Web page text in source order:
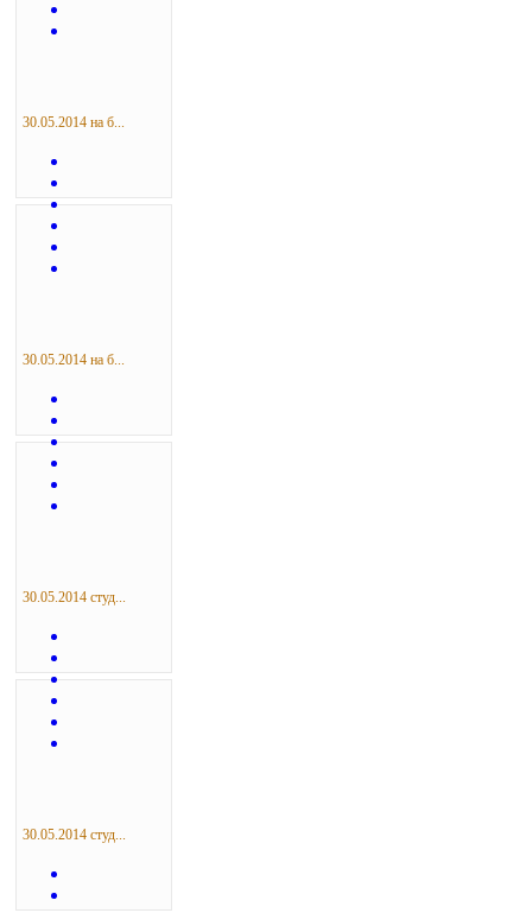
30.05.2014 на б...
30.05.2014 на б...
30.05.2014 студ...
30.05.2014 студ...